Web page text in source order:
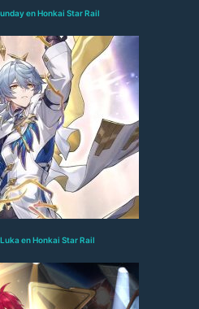
en Honkai Star Rail
en Honkai Star Rail